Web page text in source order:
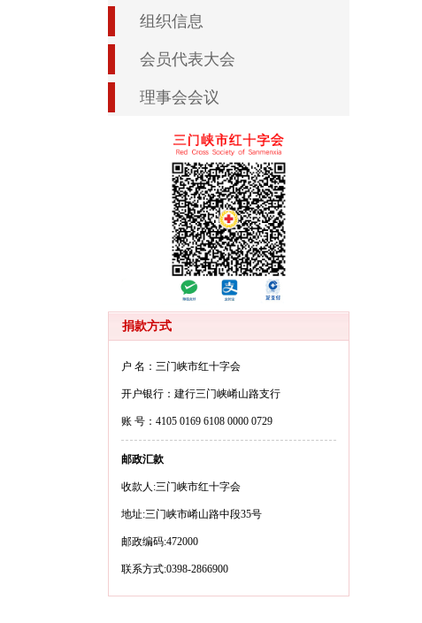
组织信息
会员代表大会
理事会会议
捐款方式
户 名：三门峡市红十字会
开户银行：建行三门峡崤山路支行
账 号：4105 0169 6108 0000 0729
邮政汇款
收款人:三门峡市红十字会
地址:三门峡市崤山路中段35号
邮政编码:472000
联系方式:0398-2866900